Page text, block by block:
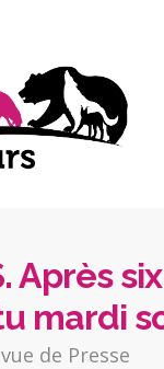
Après
mardi
de Presse